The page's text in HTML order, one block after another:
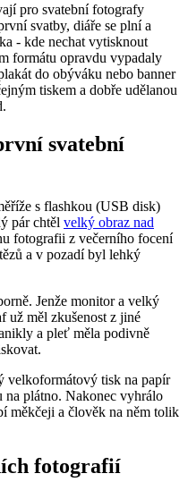
pro svatební fotografy
svatby, diáře se plní a
- kde nechat vytisknout
formátu opravdu vypadaly
do obýváku nebo banner
tiskem a dobře udělanou
svatební
s flashkou (USB disk)
pár chtěl velký obraz nad
fotografii z večerního focení
a v pozadí byl lehký
Jenže monitor a velký
už měl zkušenost z jiné
a pleť měla podivně
velkoformátový tisk na papír
na plátno. Nakonec vyhrálo
měkčeji a člověk na něm tolik
fotografií